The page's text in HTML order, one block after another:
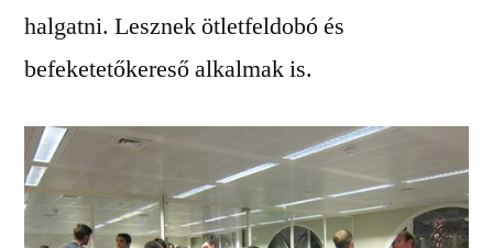
halgatni. Lesznek ötletfeldobó és
befeketetőkereső alkalmak is.